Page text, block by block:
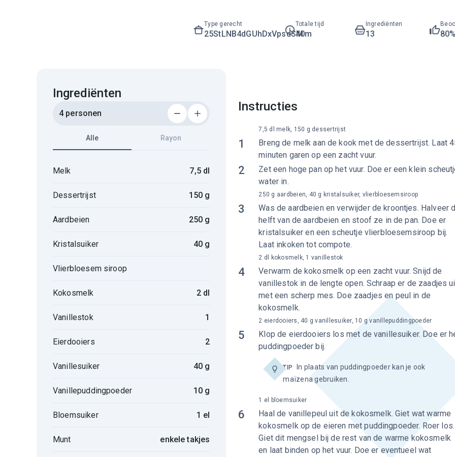
Type gerecht
25StLNB4dGUhDxVpsdSM
Totale tijd
40m
Ingrediënten
13
Ingrediënten
4 personen
Alle Rayon
Melk 7,5 dl
Dessertrijst 150 g
Aardbeien 250 g
Kristalsuiker 40 g
Vlierbloesem siroop
Kokosmelk 2 dl
Vanillestok 1
Eierdooiers 2
Vanillesuiker 40 g
Vanillepuddingpoeder 10 g
Bloemsuiker 1 el
Munt enkele takjes
Instructies
1
Breng de melk aan de kook met de dessertrijst. Laat
minuten garen op een zacht vuur.
7,5 dl melk, 150 g dessertrijst
2
Zet een hoge pan op het vuur. Doe er een klein
water in.
3
Was de aardbeien en verwijder de kroontjes. Halveer
helft van de aardbeien en stoof ze in de pan. Doe er
kristalsuiker en een scheutje vlierbloesemsiroop bij.
Laat inkoken tot compote.
250 g aardbeien, 40 g kristalsuiker, vlierbloesemsiroop
4
Verwarm de kokosmelk op een zacht vuur. Snijd de
vanillestok in de lengte open. Schraap er de zaadjes
met een scherp mes. Doe zaadjes en peul in de
kokosmelk.
2 dl kokosmelk, 1 vanillestok
5
Klop de eierdooiers los met de vanillesuiker. Doe er
puddingpoeder bij.
TIP
In plaats van puddingpoeder kan je ook
maïzena gebruiken.
2 eierdooiers, 40 g vanillesuiker, 10 g vanillepuddingpoeder
6
Haal de vanillepeul uit de kokosmelk. Giet wat warme
kokosmelk op de eieren met puddingpoeder. Roer los.
Giet dit mengsel bij de rest van de warme kokosmelk
en laat binden op het vuur. Doe er eventueel wat
1 el bloemsuiker